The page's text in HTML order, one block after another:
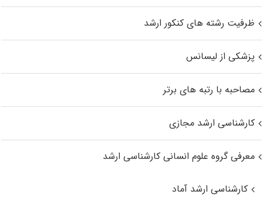
ظرفیت رشته های کنکور ارشد
پزشکی از لیسانس
مصاحبه با رتبه های برتر
کارشناسی ارشد مجازی
معرفی گروه علوم انسانی کارشناسی ارشد
کارشناسی ارشد آماد